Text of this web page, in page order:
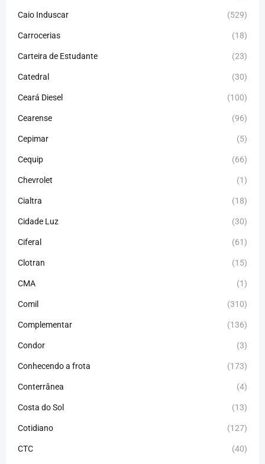
Caio Induscar (529)
Carrocerias (18)
Carteira de Estudante (23)
Catedral (30)
Ceará Diesel (100)
Cearense (96)
Cepimar (5)
Cequip (66)
Chevrolet (1)
Cialtra (18)
Cidade Luz (30)
Ciferal (61)
Clotran (15)
CMA (1)
Comil (310)
Complementar (136)
Condor (3)
Conhecendo a frota (173)
Conterrânea (4)
Costa do Sol (13)
Cotidiano (127)
CTC (40)